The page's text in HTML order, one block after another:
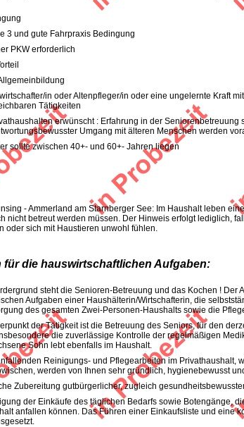
3 und gute Fahrpraxis Bedingung
PKW erforderlich
in oder Altenpfleger/in oder eine ungelernte Kraft
Tätigkeiten
erwünscht : Erfahrung in der Seniorenbetreuung
Umgang mit älteren Menschen werden
sollte zwischen 40+- und 60+- Jahren liegen
- Ammerland am Starnberger See: Im Haushalt leben
nicht betreut werden müssen. Der Hinweis erfolgt lediglich,
oder sich mit Haustieren unwohl fühlen.
die hauswirtschaftlichen Aufgaben:
steht die Senioren-Betreuung und das Kochen ! Der
Aufgaben einer Haushälterin/Wirtschafterin, die
des gesamten Zwei-Personen-Haushalts sowie die
der Tätigkeit ist die Betreuung des Seniors, für den
die zuverlässige Kontrolle der regelmäßigen
Sohn lebt ebenfalls im Haushalt.
Reinigungs- und Pflegearbeiten im Privathaushalt,
werden von Ihnen sehr gründlich, hygienebewusst
Zubereitung gutbürgerlicher, zugleich
der Einkäufe des täglichen Bedarfs sowie Botengänge,
anfallen können. Das Führen einer Einkaufsliste und eine